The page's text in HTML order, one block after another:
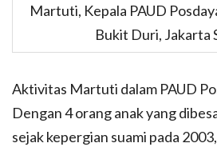
Martuti, Kepala PAUD
Bukit Duri, Jakarta
Aktivitas Martuti dalam PAUD
Dengan 4 orang anak yang
sejak kepergian suami pada